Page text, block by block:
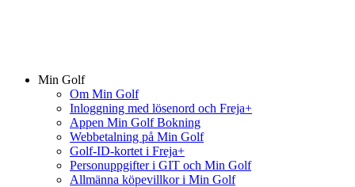
Min Golf
Om Min Golf
Inloggning med lösenord och Freja+
Appen Min Golf Bokning
Webbetalning på Min Golf
Golf-ID-kortet i Freja+
Personuppgifter i GIT och Min Golf
Allmänna köpevillkor i Min Golf